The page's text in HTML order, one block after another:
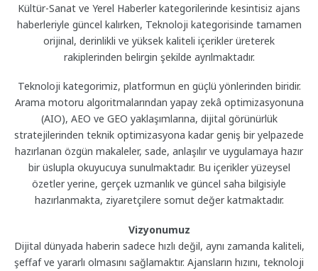
Kültür-Sanat ve Yerel Haberler kategorilerinde kesintisiz ajans
haberleriyle güncel kalırken, Teknoloji kategorisinde tamamen
orijinal, derinlikli ve yüksek kaliteli içerikler üreterek
rakiplerinden belirgin şekilde ayrılmaktadır.
Teknoloji kategorimiz, platformun en güçlü yönlerinden biridir.
Arama motoru algoritmalarından yapay zekâ optimizasyonuna
(AIO), AEO ve GEO yaklaşımlarına, dijital görünürlük
stratejilerinden teknik optimizasyona kadar geniş bir yelpazede
hazırlanan özgün makaleler, sade, anlaşılır ve uygulamaya hazır
bir üslupla okuyucuya sunulmaktadır. Bu içerikler yüzeysel
özetler yerine, gerçek uzmanlık ve güncel saha bilgisiyle
hazırlanmakta, ziyaretçilere somut değer katmaktadır.
Vizyonumuz
Dijital dünyada haberin sadece hızlı değil, aynı zamanda kaliteli,
şeffaf ve yararlı olmasını sağlamaktır. Ajansların hızını, teknoloji